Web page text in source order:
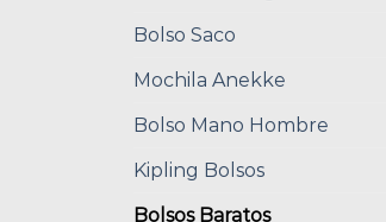
Bolso Saco
Mochila Anekke
Bolso Mano Hombre
Kipling Bolsos
Bolsos Baratos